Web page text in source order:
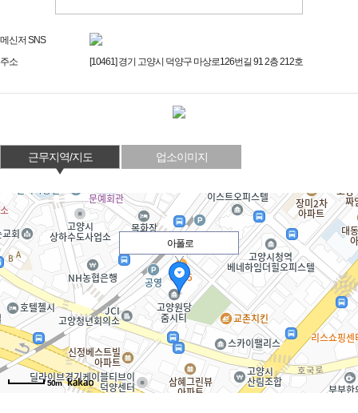
메신저 SNS
주소
[10461] 경기 고양시 덕양구 마상로126번길 91 2층 212호
근무지역/지도 업소이미지
아폴로
50m